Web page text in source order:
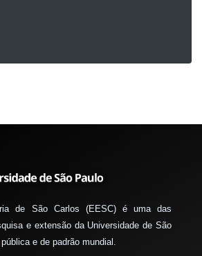
de São Carlos (EESC) é uma das
e extensão da Universidade de São
e de padrão mundial.